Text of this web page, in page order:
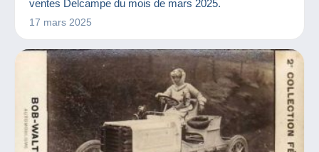
ventes Delcampe du mois de mars 2025.
17 mars 2025